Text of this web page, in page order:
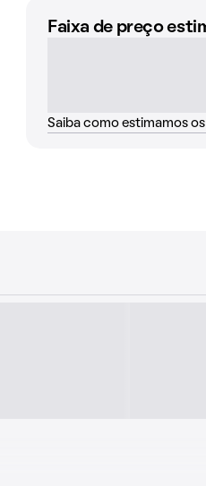
Faixa de preço
Saiba como estimamos